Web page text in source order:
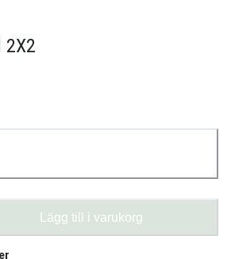
2X2
Lägg till i varukorg